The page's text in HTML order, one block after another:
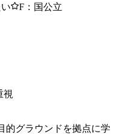
F：国公立
視
的グラウンドを拠点に学